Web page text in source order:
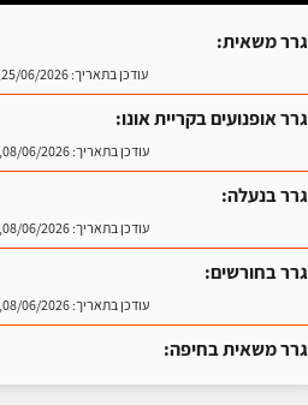
גרר משאית:
עודכן בתאריך:25/06/2026, בשעה 13:19
גרר אופנועים בקריית אונו:
עודכן בתאריך:08/06/2026, בשעה 13:36
גרר בנעלה:
עודכן בתאריך:08/06/2026, בשעה 13:34
גרר בחורשים:
עודכן בתאריך:08/06/2026, בשעה 13:32
גרר משאית בחיפה:
עודכן בתאריך:25/06/2026, בשעה 13:25